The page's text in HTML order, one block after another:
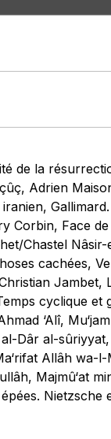
de la
Adrien
Corbin, Face
Chastel
cachées,
cyclique et
‘Alî,
Dâr al-
Allâh wa-
Majmû‘at